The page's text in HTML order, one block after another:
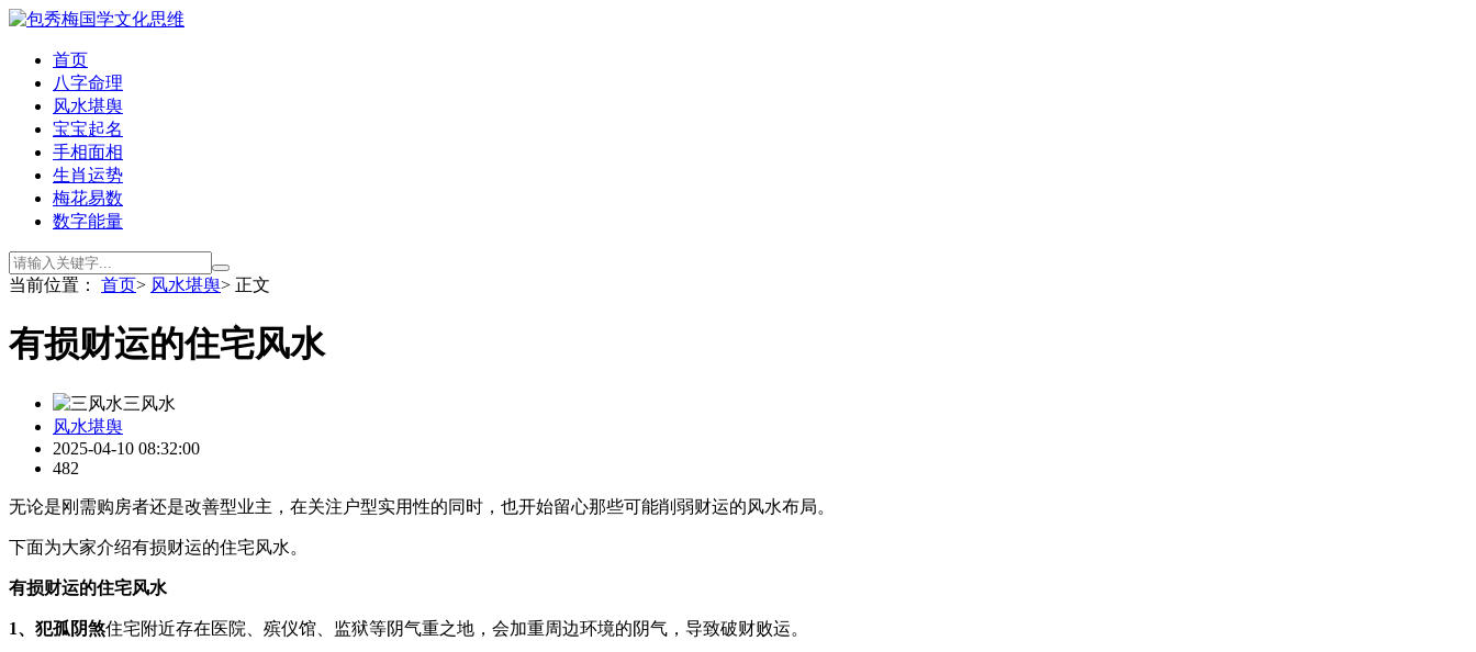
首页
八字命理
风水堪舆
宝宝起名
手相面相
生肖运势
梅花易数
数字能量
当前位置： 首页> 风水堪舆> 正文
有损财运的住宅风水
三风水
风水堪舆
2025-04-10 08:32:00
482
无论是刚需购房者还是改善型业主，在关注户型实用性的同时，也开始留心那些可能削弱财运的风水布局。
下面为大家介绍有损财运的住宅风水。
有损财运的住宅风水
1、犯孤阴煞住宅附近存在医院、殡仪馆、监狱等阴气重之地，会加重周边环境的阴气，导致破财败运。